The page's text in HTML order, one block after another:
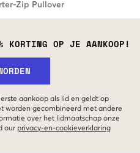
Zip Pullover
OP JE AANKOOP!
aankoop als lid en geldt op
worden gecombineerd met andere
over het lidmaatschap onze
our privacy-en-cookieverklaring